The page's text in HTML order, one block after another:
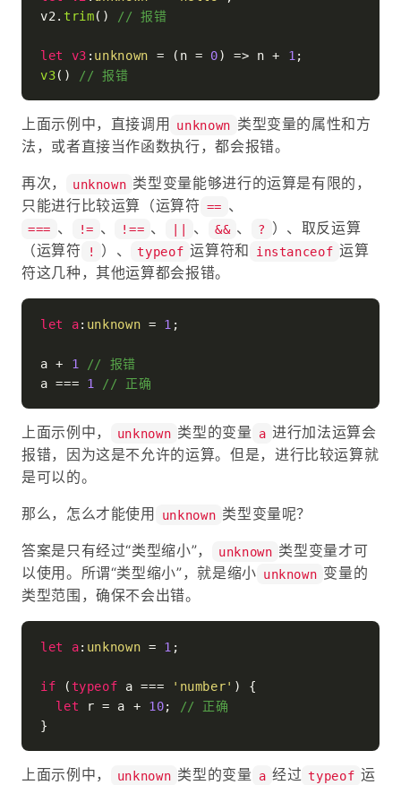
v2. trim() // 报错
let v3 : unknown = ( n = 0) => n + 1
v3() // 报错
上面示例中，直接调用 unknown 类型变量的属性和方
法，或者直接当作函数执行，都会报错。
再次， unknown 类型变量能够进行的运算是有限的，
只能进行比较运算（运算符 == 、
=== 、 != 、 !== 、 || 、 && 、 ?
）、取反运算
（运算符
! ）、 typeof 运算符和 instanceof 运算
符这几种，其他运算都会报错。
let a: unknown = 1 ;
a + 1
// 报错
a === 1 // 正确
上面示例中， unknown 类型的变量 a 进行加法运算会
报错，因为这是不允许的运算。但是，进行比较运算就
是可以的。
那么，怎么才能使用 unknown 类型变量呢？
答案是只有经过“类型缩小”， unknown 类型变量才可
以使用。所谓“类型缩小”，就是缩小 unknown 变量的
类型范围，确保不会出错。
let a: unknown = 1 ;
if (typeof a === 'number' ) {
let r = a + 10;
// 正确
上面示例中， unknown 类型的变量 a 经过 typeof 运